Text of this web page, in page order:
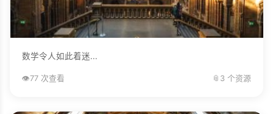
数学令人如此着迷...
👁️77 次查看 📎 3 个资源